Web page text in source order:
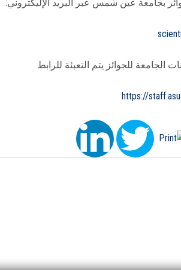
بجامعة عين شمس عبر البريد الإليكتروني:
الجامعة للجوائز يتم التعبئة للرابط
https://